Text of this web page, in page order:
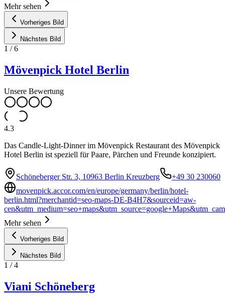
Mehr sehen
Vorheriges Bild
Nächstes Bild
1 /6
Mövenpick Hotel Berlin
Unsere Bewertung
4.3
Das Candle-Light-Dinner im Mövenpick Restaurant des Mövenpick
Hotel Berlin ist speziell für Paare, Pärchen und Freunde konzipiert.
Schöneberger Str. 3, 10963 Berlin Kreuzberg
+49 30 230060
movenpick.accor.com/en/europe/germany/berlin/hotel-
berlin.html?merchantid=seo-maps-DE-B4H7&sourceid=aw-
Mehr sehen
Vorheriges Bild
Nächstes Bild
1 /4
Viani Schöneberg